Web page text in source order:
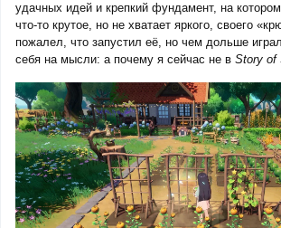
удачных идей и крепкий фундамент, на
что-то крутое, но не хватает яркого, своего
пожалел, что запустил её, но чем дольше
себя на мысли: а почему я сейчас не в Story of